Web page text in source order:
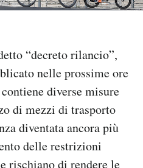
“decreto rilancio”,
nelle prossime ore
diverse misure
di mezzi di trasporto
diventata ancora più
delle restrizioni
rischiano di rendere le